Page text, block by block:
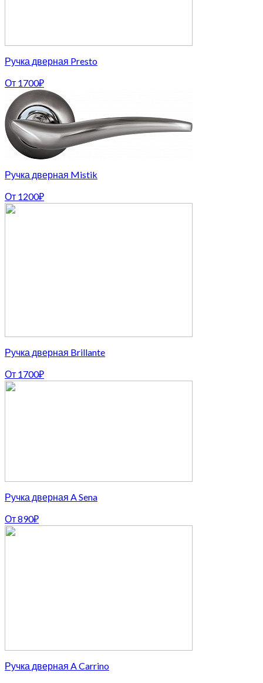
Ручка дверная Presto
От 1700₽
Ручка дверная Mistik
От 1200₽
Ручка дверная Brillante
От 1700₽
Ручка дверная A Sena
От890₽
Ручка дверная A Carrino